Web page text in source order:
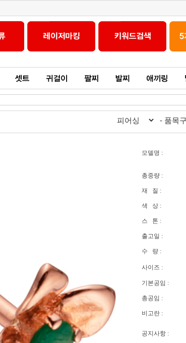
모델명 :
총중량 :
재 질 :
색 상 :
스 톤 :
출고일 :
수 량 :
사이즈 :
기본공임 :
총공임 :
비고란 :
공지사항 :